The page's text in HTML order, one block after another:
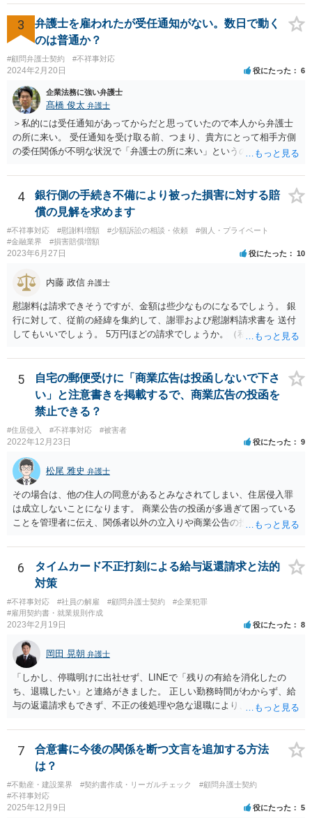
3
弁護士を雇われたが受任通知がない。数日で動く
のは普通か？
#顧問弁護士契約 #不祥事対応
2024年2月20日 役にたった 6
企業法務に強い弁護士
髙橋 俊太 弁護士
＞私的には受任通知があってからだと思っていたので本人から弁護士
の所に来い。 受任通知を受け取る前、つまり、貴方にとって相手方側
の委任関係が不明な状況で「弁護士の所に来い」というのは、さすが
絡がきますよね？ 通常はそのような初動となります。
4
銀行側の手続き不備により被った損害に対する賠
償の見解を求めます
#不祥事対応 #慰謝料増額 #少額訴訟の相談・依頼
#個人・プライベート
#金融業界
#損害賠償増額
2023年6月27日 役にたった 10
内藤 政信 弁護士
慰謝料は請求できそうですが、金額は些少なものになるでしょう。 銀
行に対して、従前の経緯を集約して、謝罪および慰謝料請求書を 送付
してもいいでしょう。 5万円ほどの請求でしょうか。（私見）
5
自宅の郵便受けに「商業広告は投函しないで下さ
い」と注意書きを掲載するで、商業広告の投函を
禁止できる？
#住居侵入 #不祥事対応 #被害者
2022年12月23日 役にたった 9
松尾 雅史 弁護士
その場合は、他の住人の同意があるとみなされてしまい、住居侵入罪
は成立しないことになります。 商業公告の投函が多過ぎて困っている
ことを管理者に伝え、関係者以外の立入りや商業公告の投函を禁ずる
6
タイムカード不正打刻による給与返還請求と法的
対策
#不祥事対応 #社員の解雇 #顧問弁護士契約
#企業犯罪
#雇用契約書・就業規則作成
2023年2月19日 役にたった 8
岡田 晃朝 弁護士
「しかし、停職明けに出社せず、LINEで「残りの有給を消化したの
ち、退職したい」と連絡がきました。 正しい勤務時間がわからず、給
与の返還請求もできず、不正の後処理や急な退職により、社や他のス
状況です。」 大変悪質ですね。打刻場所のデータと、これまでのタイ
ムカードの虚偽を確認し、突き付けて責任を問題にすることになるで
しょう。 詐欺もありうるでしょうね。 「正しい時間がわからないとい
うタイムカード不正打刻による返還請求はどのようにおこなえばよい
でしょうか？」 想定できる虚偽を前提に、相手と協議して詰めればよ
いかと思います。 確実な記録があれば、それによるのがよいですが、
7
合意書に今後の関係を断つ文言を追加する方法
は？
#不動産・建設業界 #契約書作成・リーガルチェック
#顧問弁護士契約
#不祥事対応
2025年12月9日 役にたった 5